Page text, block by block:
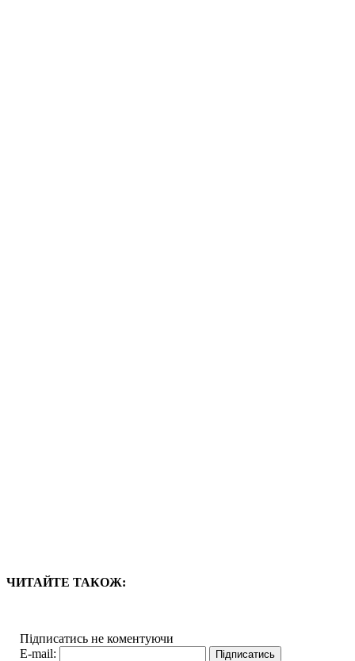
ЧИТАЙТЕ ТАКОЖ:
Підписатись не коментуючи
E-mail: